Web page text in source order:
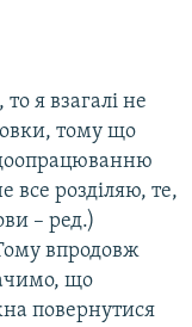
я взагалі не
тому що
все розділяю, те,
– ред.)
впродовж
що
повернутися